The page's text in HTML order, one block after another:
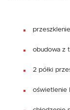
obudowa z
2 półki
oświetlenie